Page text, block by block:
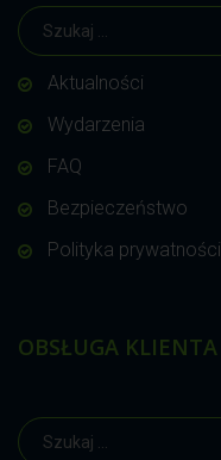
Aktualności
Wydarzenia
FAQ
Bezpieczeństwo
Polityka prywatności
OBSŁUGA KLIENTA